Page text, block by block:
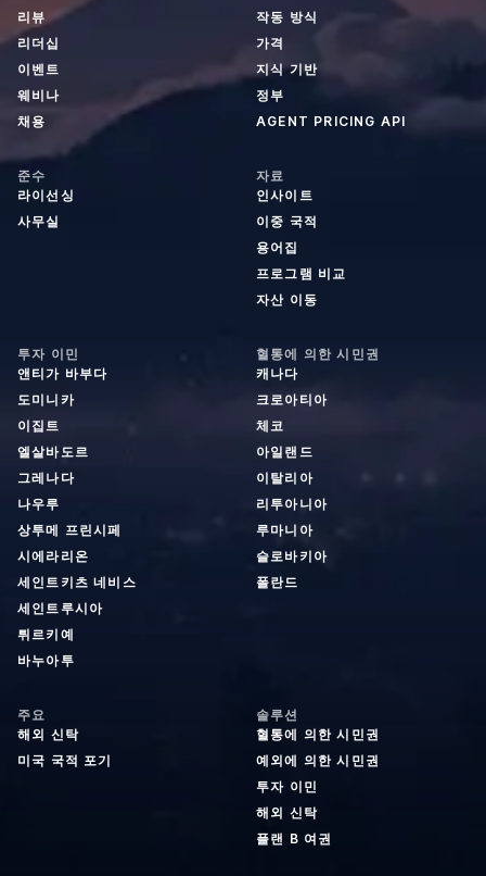
리뷰
리더십
이벤트
웨비나
채용
작동 방식
가격
지식 기반
정부
AGENT PRICING API
준수
라이선싱
사무실
자료
인사이트
이중 국적
용어집
프로그램 비교
자산 이동
투자 이민
앤티가 바부다
도미니카
이집트
엘살바도르
그레나다
나우루
상투메 프린시페
시에라리온
세인트키츠 네비스
세인트루시아
튀르키예
바누아투
혈통에 의한 시민권
캐나다
크로아티아
체코
아일랜드
이탈리아
리투아니아
루마니아
슬로바키아
폴란드
주요
해외 신탁
미국 국적 포기
솔루션
혈통에 의한 시민권
예외에 의한 시민권
투자 이민
해외 신탁
플랜 B 여권